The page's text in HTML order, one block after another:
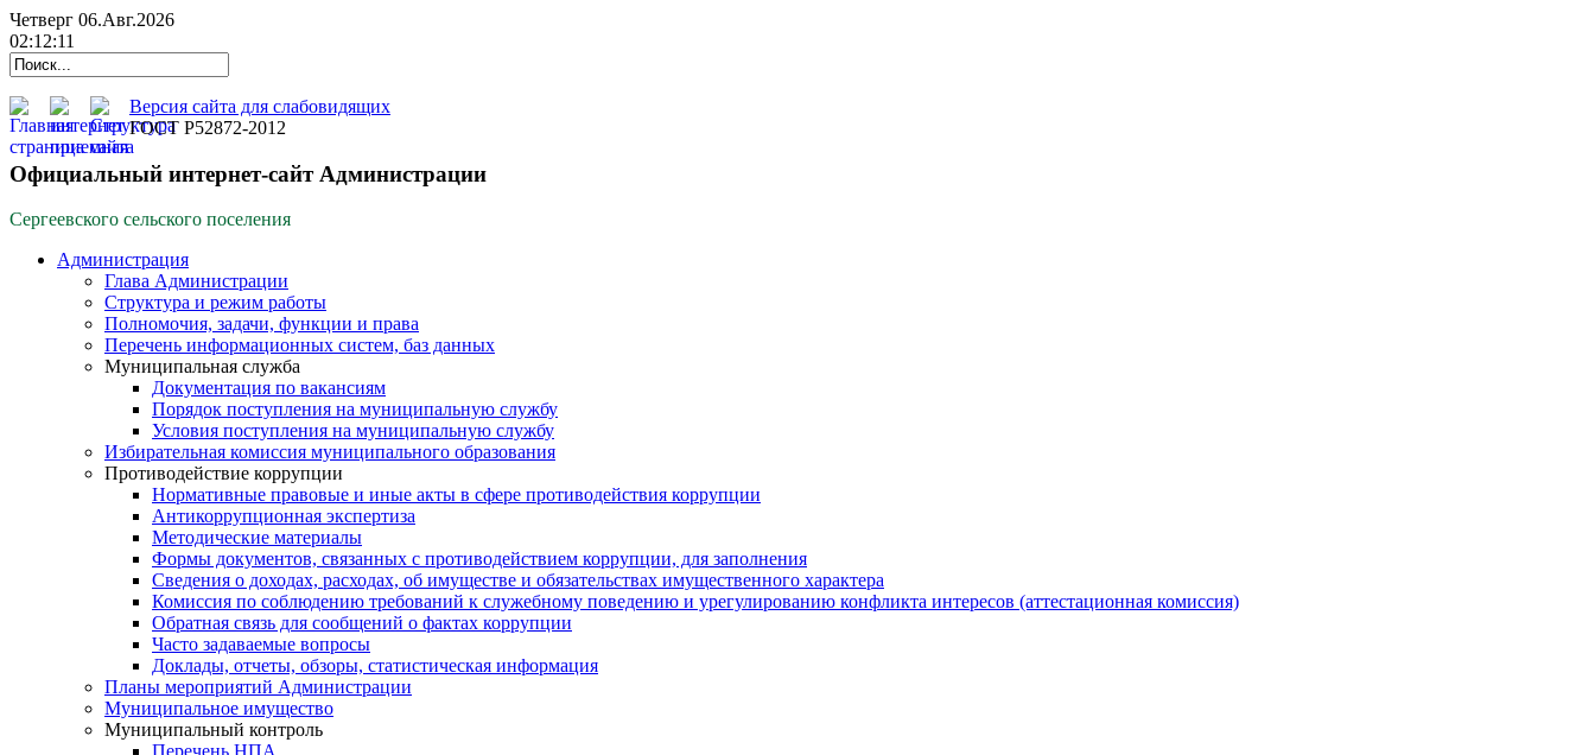
Четверг 06.Авг.2026
02:12:12
Версия сайта для слабовидящих
ГОСТ Р52872-2012
Официальный интернет-сайт Администрации
Сергеевского сельского поселения
Администрация
Глава Администрации
Структура и режим работы
Полномочия, задачи, функции и права
Перечень информационных систем, баз данных
Муниципальная служба
Документация по вакансиям
Порядок поступления на муниципальную службу
Условия поступления на муниципальную службу
Избирательная комиссия муниципального образования
Противодействие коррупции
Нормативные правовые и иные акты в сфере противодействия коррупции
Антикоррупционная экспертиза
Методические материалы
Формы документов, связанных с противодействием коррупции, для заполнения
Сведения о доходах, расходах, об имуществе и обязательствах имущественного характера
Комиссия по соблюдению требований к служебному поведению и урегулированию конфликта интересов (аттестационная комиссия)
Обратная связь для сообщений о фактах коррупции
Часто задаваемые вопросы
Доклады, отчеты, обзоры, статистическая информация
Планы мероприятий Администрации
Муниципальное имущество
Муниципальный контроль